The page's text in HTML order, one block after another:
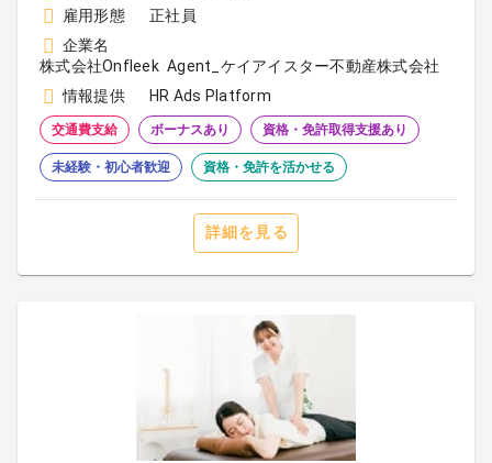
雇用形態
正社員
企業名
株式会社Onfleek Agent_ケイアイスター不動産株式会社
情報提供
HR Ads Platform
交通費支給 ボーナスあり 資格・免許取得支援あり
未経験・初心者歓迎 資格・免許を活かせる
詳細を見る